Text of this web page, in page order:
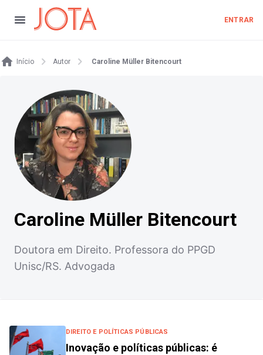
ENTRAR
Início Autor Caroline Müller Bitencourt
Caroline Müller Bitencourt
Doutora em Direito. Professora do PPGD
Unisc/RS. Advogada
DIREITO E POLÍTICAS PÚBLICAS
Inovação e políticas públicas: é